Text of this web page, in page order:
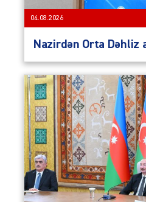
04.08.2026
Nazirdən Orta Dəhliz